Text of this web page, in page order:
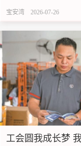
宝安湾 2026-07-26
工会圆我成长梦